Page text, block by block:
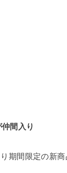
間入り
期間限定の新商